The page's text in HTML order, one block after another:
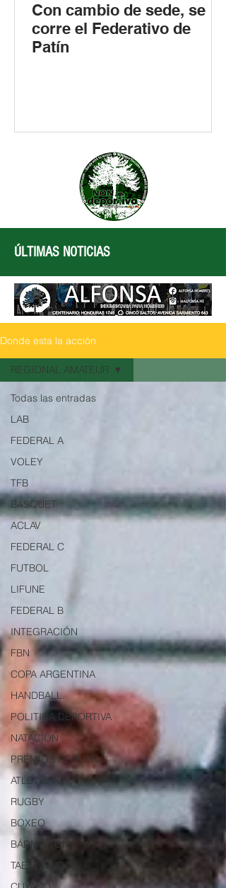
Con cambio de sede, se
corre el Federativo de
Patín
ÚLTIMAS NOTICIAS
Donde esta la acción
Todas las entradas
LAB
FEDERAL A
VOLEY
TFB
BASQUET
ACLAV
FEDERAL C
FUTBOL
LIFUNE
FEDERAL B
INTEGRACIÓN
FBN
COPA ARGENTINA
HANDBALL.
POLITICA DEPORTIVA
NATACIÓN
PREMIOS PEHUEN
ATLETISMO
RUGBY
BOXEO
BÁDMINTON
TAEKWONDO
REGIONAL AMATEUR